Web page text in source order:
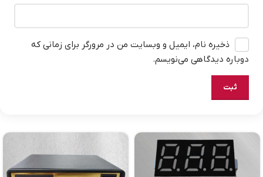
ذخیره نام، ایمیل و وبسایت من در مرورگر برای زمانی که
دوباره دیدگاهی می‌نویسم.